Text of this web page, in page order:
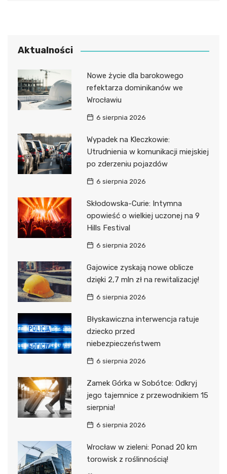
Aktualności
Nowe życie dla barokowego
refektarza dominikanów we
Wrocławiu
6 sierpnia 2026
Wypadek na Kleczkowie:
Utrudnienia w komunikacji miejskiej
po zderzeniu pojazdów
6 sierpnia 2026
Skłodowska-Curie: Intymna
opowieść o wielkiej uczonej na 9
Hills Festival
6 sierpnia 2026
Gajowice zyskają nowe oblicze
dzięki 2,7 mln zł na rewitalizację!
6 sierpnia 2026
Błyskawiczna interwencja ratuje
dziecko przed
niebezpieczeństwem
6 sierpnia 2026
Zamek Górka w Sobótce: Odkryj
jego tajemnice z przewodnikiem 15
sierpnia!
6 sierpnia 2026
Wrocław w zieleni: Ponad 20 km
torowisk z roślinnością!